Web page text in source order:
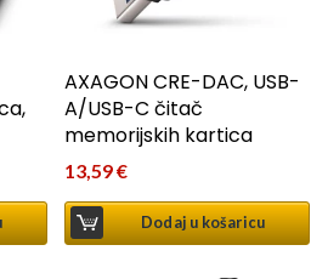
AXAGON CRE-DAC, USB-
A/USB-C čitač
memorijskih kartica
13,59€
Dodaj u košaricu